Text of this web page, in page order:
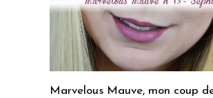
Marvelous Mauve, mon coup